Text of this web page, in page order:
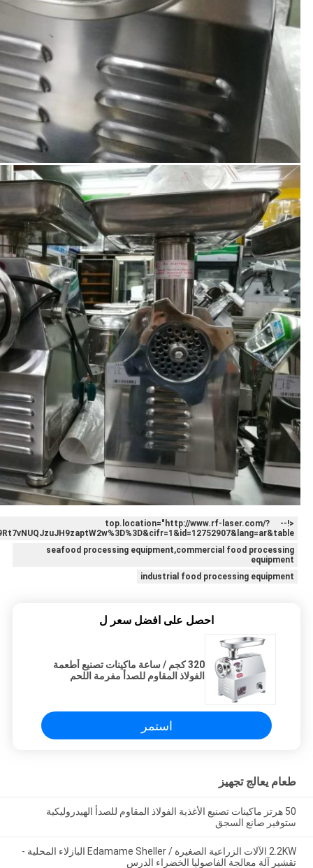
<!-- top.location="http://www.rf-laser.com/?
seafood processing equipment,commercial food processing
equipment
industrial food processing equipment
احصل على افضل سعر ل
320 كجم / ساعة ماكينات تصنيع أطعمة
الفولاذ المقاوم للصدأ مفرمة اللحم
استمر
طعام يعالج تجهيز
50 هرتز ماكينات تصنيع الأغذية الفولاذ المقاوم للصدأ الهيدروليكية
ستوفير صانع السجق
2.2KW الآلات الزراعية الصغيرة / Edamame Sheller البازلاء المحلية -
تقشير آلة معالجة الفاصوليا الخضراء الدرس